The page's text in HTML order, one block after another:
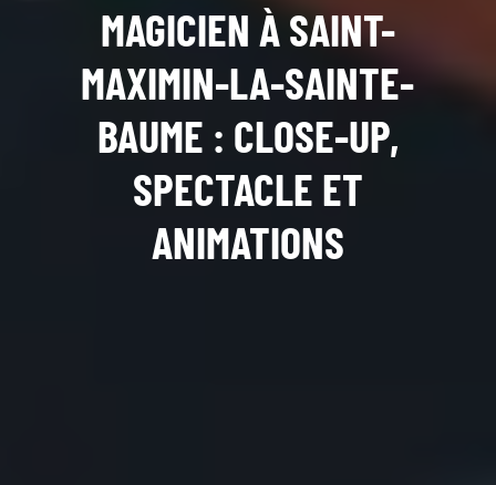
MAGICIEN À SAINT-
MAXIMIN-LA-SAINTE-
BAUME : CLOSE-UP,
SPECTACLE ET
ANIMATIONS